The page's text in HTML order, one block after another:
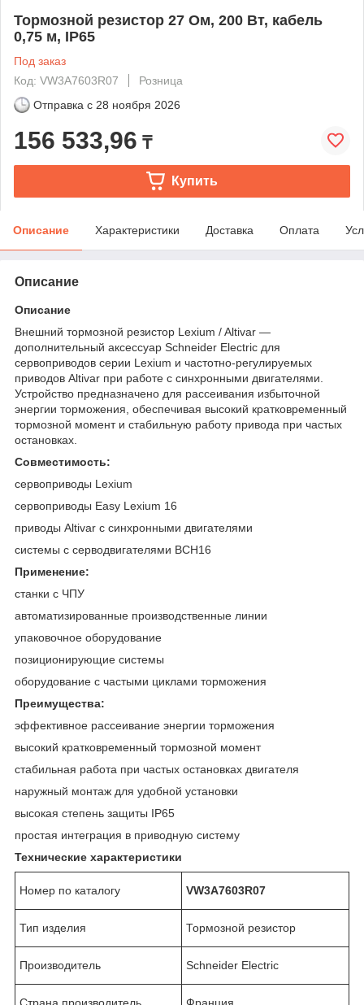
Тормозной резистор 27 Ом, 200 Вт, кабель
0,75 м, IP65
Под заказ
Код: VW3A7603R07
Розница
Отправка с 28 ноября 2026
156 533,96 ₸
Купить
Описание Характеристики Доставка Оплата
Описание
Описание
Внешний тормозной резистор Lexium / Altivar —
дополнительный аксессуар Schneider Electric для
сервоприводов серии Lexium и частотно-регулируемых
приводов Altivar при работе с синхронными двигателями.
Устройство предназначено для рассеивания избыточной
энергии торможения, обеспечивая высокий кратковременный
тормозной момент и стабильную работу привода при частых
остановках.
Совместимость:
сервоприводы Lexium
сервоприводы Easy Lexium 16
приводы Altivar с синхронными двигателями
системы с серводвигателями BCH16
Применение:
станки с ЧПУ
автоматизированные производственные линии
упаковочное оборудование
позиционирующие системы
оборудование с частыми циклами торможения
Преимущества:
эффективное рассеивание энергии торможения
высокий кратковременный тормозной момент
стабильная работа при частых остановках двигателя
наружный монтаж для удобной установки
высокая степень защиты IP65
простая интеграция в приводную систему
Технические характеристики
Номер по каталогу VW3A7603R07
Тип изделия Тормозной резистор
Производитель Schneider Electric
Страна производитель Франция